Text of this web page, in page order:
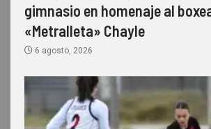
gimnasio en homenaje al
«Metralleta» Chayle
6 agosto, 2026